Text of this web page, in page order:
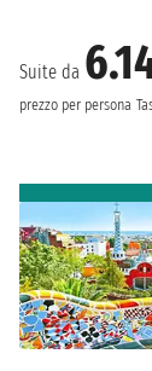
Suite da
prezzo per persona